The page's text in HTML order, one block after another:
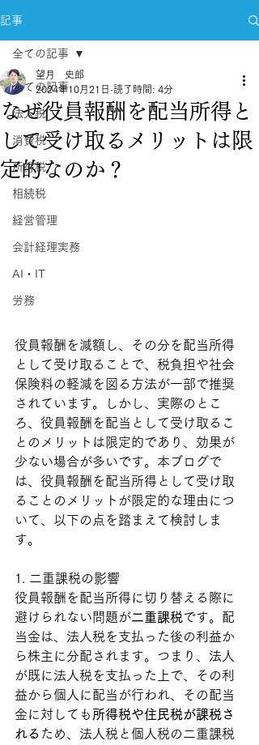
記事
全ての記事
法人税
消費税
所得税
相続税
経営管理
会計経理実務
AI・IT
労務
全ての記事
なぜ役員報酬を配当所得と
して受け取るメリットは限
定的なのか？
望月 史郎
2024年10月21日 読了時間: 4分
役員報酬を減額し、その分を配当所得
として受け取ることで、税負担や社会
保険料の軽減を図る方法が一部で推奨
されています。しかし、実際のとこ
ろ、役員報酬を配当として受け取るこ
とのメリットは限定的であり、効果が
少ない場合が多いです。本ブログで
は、役員報酬を配当所得として受け取
ることのメリットが限定的な理由につ
いて、以下の点を踏まえて検討しま
す。
1. 二重課税の影響
役員報酬を配当所得に切り替える際に
避けられない問題が二重課税です。配
当金は、法人税を支払った後の利益か
ら株主に分配されます。つまり、法人
が既に法人税を支払った上で、その利
益から個人に配当が行われ、その配当
金に対しても 所得税や住民税が課税さ
れる ため、法人税と個人税の二重課税